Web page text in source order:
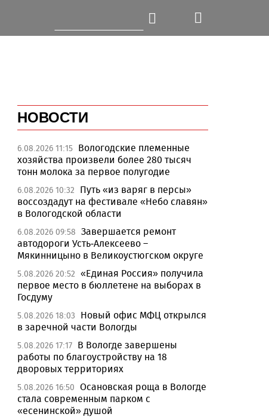
НОВОСТИ
6.08.2026 11:15 Вологодские племенные
хозяйства произвели более 280 тысяч
тонн молока за первое полугодие
6.08.2026 10:32
Путь «из варяг в персы»
воссоздадут на фестивале «Небо славян»
в Вологодской области
6.08.2026 09:58 Завершается ремонт
автодороги Усть-Алексеево –
Мякинницыно в Великоустюгском округе
5.08.2026 20:52 «Единая Россия» получила
первое место в бюллетене на выборах в
Госдуму
5.08.2026 18:03
Новый офис МФЦ открылся
в заречной части Вологды
5.08.2026 17:17 В Вологде завершены
работы по благоустройству на 18
дворовых территориях
5.08.2026 16:50 Осановская роща в Вологде
стала современным парком с
«есенинской» душой